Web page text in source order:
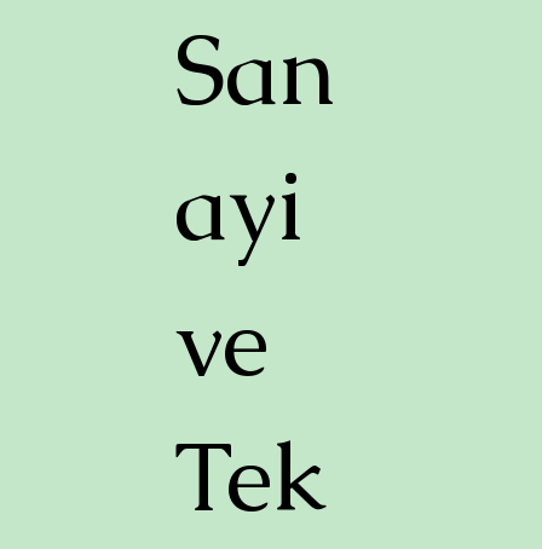
San
ayi
ve
Tek